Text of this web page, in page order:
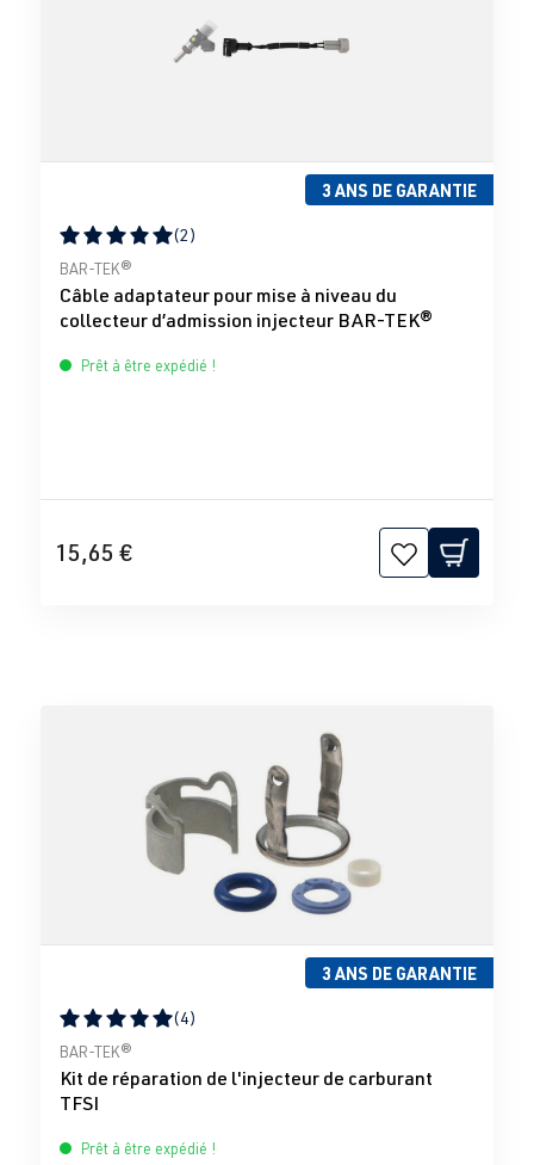
3 ANS DE GARANTIE
Note moyenne de 5 sur 5 étoiles
(2)
BAR-TEK®
Câble adaptateur pour mise à niveau du
collecteur d’admission injecteur BAR-TEK®
Prêt à être expédié !
15,65 €
3 ANS DE GARANTIE
Note moyenne de 5 sur 5 étoiles
(4)
BAR-TEK®
Kit de réparation de l'injecteur de carburant
TFSI
Prêt à être expédié !